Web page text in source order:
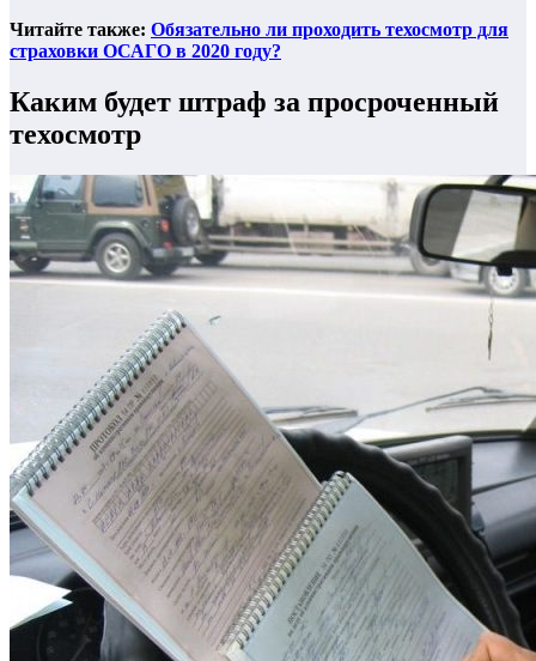
Читайте также: Обязательно ли проходить техосмотр для
страховки ОСАГО в 2020 году?
Каким будет штраф за просроченный
техосмотр